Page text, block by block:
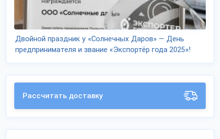
Двойной праздник у «Солнечных Даров» — День
предпринимателя и звание «Экспортёр года 2025»!
Рассчитать доставку